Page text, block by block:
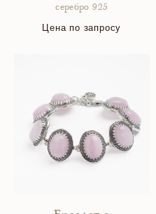
серебро 925
Цена по запросу